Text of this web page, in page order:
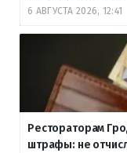
6 АВГУСТА 2026, 12:41
Рестораторам
штрафы: не